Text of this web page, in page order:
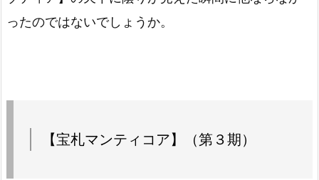
ったのではないでしょうか。
【宝札マンティコア】（第３期）